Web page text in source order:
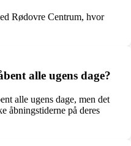
Rødovre Centrum, hvor
alle ugens dage?
alle ugens dage, men det
åbningstiderne på deres